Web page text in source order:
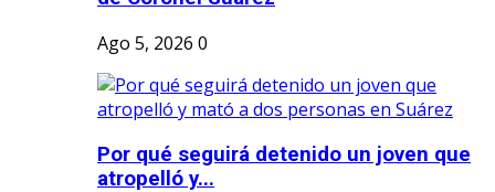
Ago 5, 2026 0
Por qué seguirá detenido un joven que
atropelló y...